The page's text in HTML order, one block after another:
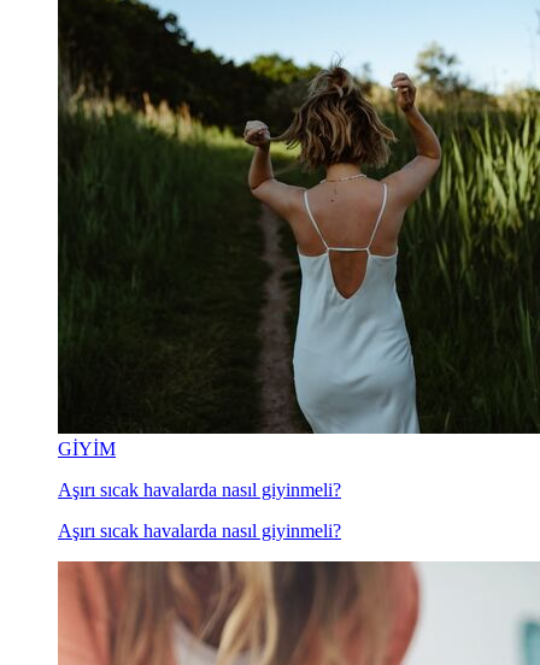
GİYİM
Aşırı sıcak havalarda nasıl giyinmeli?
Aşırı sıcak havalarda nasıl giyinmeli?